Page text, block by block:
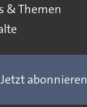
& Themen
Jetzt abonnieren